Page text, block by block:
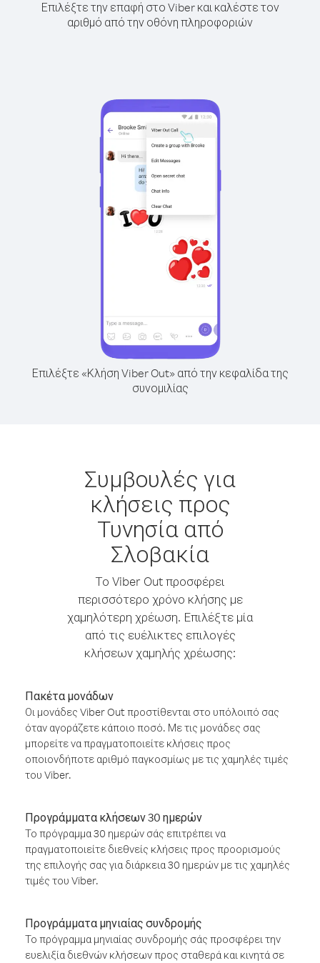
Επιλέξτε την επαφή στο Viber και καλέστε τον
αριθμό από την οθόνη πληροφοριών
Επιλέξτε «Κλήση Viber Out» από την κεφαλίδα της
συνομιλίας
Συμβουλές για
κλήσεις προς
Τυνησία από
Σλοβακία
Το Viber Out προσφέρει
περισσότερο χρόνο κλήσης με
χαμηλότερη χρέωση. Επιλέξτε μία
από τις ευέλικτες επιλογές
κλήσεων χαμηλής χρέωσης:
Πακέτα μονάδων
Οι μονάδες Viber Out προστίθενται στο υπόλοιπό σας
όταν αγοράζετε κάποιο ποσό. Με τις μονάδες σας
μπορείτε να πραγματοποιείτε κλήσεις προς
οποιονδήποτε αριθμό παγκοσμίως με τις χαμηλές τιμές
του Viber.
Προγράμματα κλήσεων 30 ημερών
Το πρόγραμμα 30 ημερών σάς επιτρέπει να
πραγματοποιείτε διεθνείς κλήσεις προς προορισμούς
της επιλογής σας για διάρκεια 30 ημερών με τις χαμηλές
τιμές του Viber.
Προγράμματα μηνιαίας συνδρομής
Το πρόγραμμα μηνιαίας συνδρομής σάς προσφέρει την
ευελιξία διεθνών κλήσεων προς σταθερά και κινητά σε